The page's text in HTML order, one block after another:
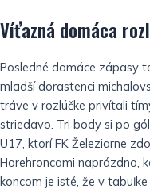
Víťazná domáca
Posledné domáce zápasy
mladší dorastenci
tráve v rozlúčke privítali
striedavo. Tri body si po
U17, ktorí FK Železiarne
Horehroncami naprázdno,
koncom je isté, že v